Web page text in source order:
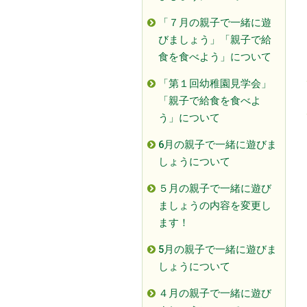
「７月の親子で一緒に遊
びましょう」「親子で給
食を食べよう」について
「第１回幼稚園見学会」
「親子で給食を食べよ
う」について
6月の親子で一緒に遊びま
しょうについて
５月の親子で一緒に遊び
ましょうの内容を変更し
ます！
5月の親子で一緒に遊びま
しょうについて
４月の親子で一緒に遊び